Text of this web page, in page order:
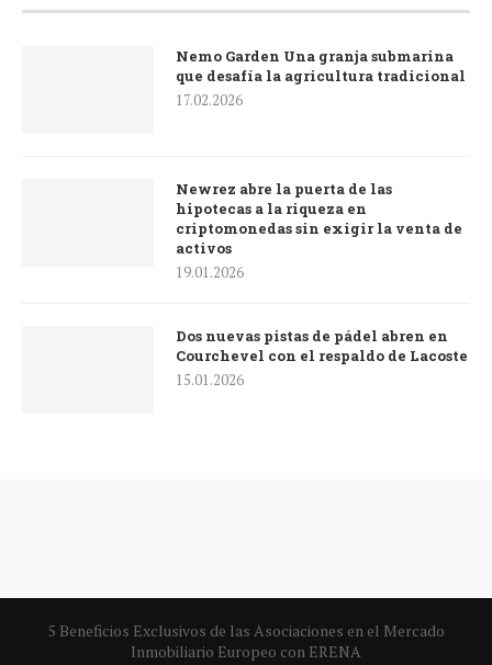
Nemo Garden Una granja submarina
que desafía la agricultura tradicional
17.02.2026
Newrez abre la puerta de las
hipotecas a la riqueza en
criptomonedas sin exigir la venta de
activos
19.01.2026
Dos nuevas pistas de pádel abren en
Courchevel con el respaldo de Lacoste
15.01.2026
5 Beneficios Exclusivos de las Asociaciones en el Mercado
Inmobiliario Europeo con ERENA